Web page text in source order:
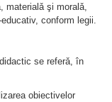
materialǎ şi moralǎ,
conform legii.
se referǎ, în
obiectivelor